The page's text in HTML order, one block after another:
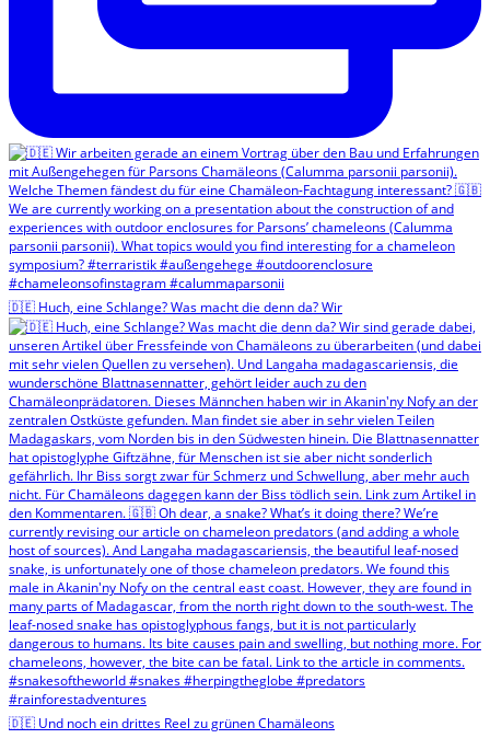
🇩🇪 Huch, eine Schlange? Was macht die denn da? Wir
🇩🇪 Und noch ein drittes Reel zu grünen Chamäleons